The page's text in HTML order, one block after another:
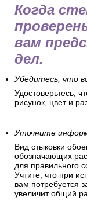
Когда
вам
дел.
Убедитесь, что
Удостоверьтесь,
рисунок, цвет и
Уточните
Вид стыковки
обозначающих
для правильного
Учтите, что при
вам потребуется
увеличит общий